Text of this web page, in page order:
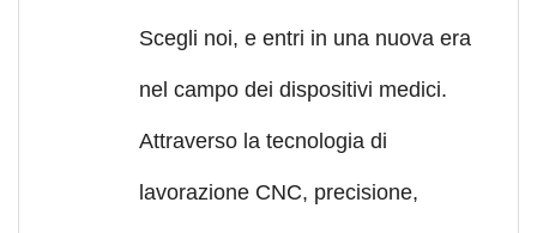
Scegli noi, e entri in una nuova era
nel campo dei dispositivi medici.
Attraverso la tecnologia di
lavorazione CNC, precisione,